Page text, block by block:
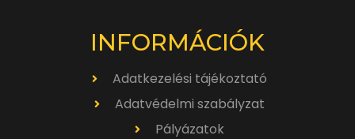
INFORMÁCIÓK
Adatkezelési tájékoztató
Adatvédelmi szabályzat
Pályázatok